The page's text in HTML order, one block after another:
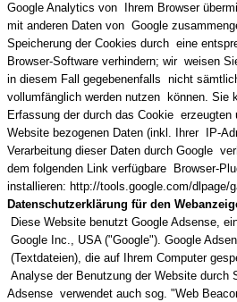
Google Analytics von Ihrem Browser
mit anderen Daten von Google
Speicherung der Cookies durch eine
Browser-Software verhindern; wir weisen
in diesem Fall gegebenenfalls nicht
vollumfänglich werden nutzen können. Sie
Erfassung der durch das Cookie erzeugten
Website bezogenen Daten (inkl. Ihrer IP-
Verarbeitung dieser Daten durch Google
dem folgenden Link verfügbare Browser-
installieren: http://tools.google.com/dlpage/
Datenschutzerklärung für den
Diese Website benutzt Google Adsense,
Google Inc., USA ("Google"). Google
(Textdateien), die auf Ihrem Computer
Analyse der Benutzung der Website durch
Adsense verwendet auch sog. "Web